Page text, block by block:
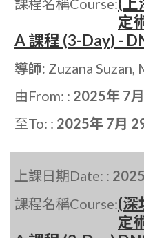
課程名稱Course:
定
A 課程 (3-Day) -
導師: Zuzana Suzan,
由From: : 2025年 7
至To: : 2025年 7月
上課日期Date: :
課程名稱Course:(深
定